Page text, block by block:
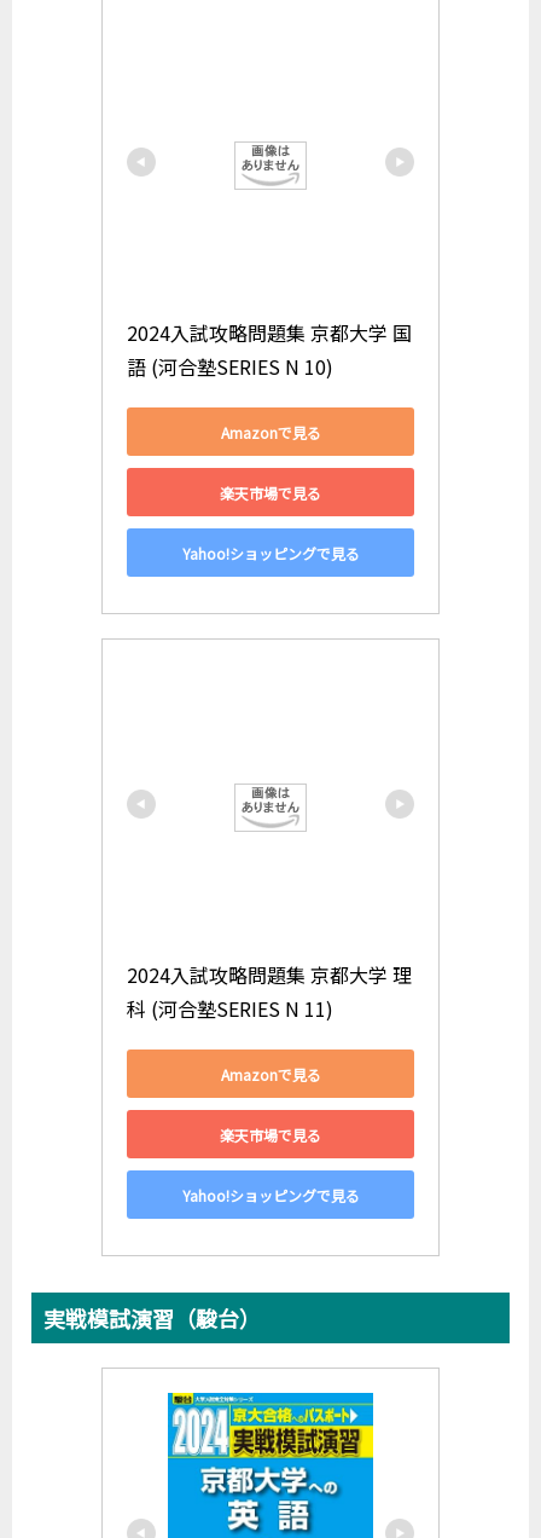
2024入試攻略問題集 京都大学 国
語 (河合塾SERIES N 10)
Amazonで見る
楽天市場で見る
Yahoo!ショッピングで見る
2024入試攻略問題集 京都大学 理
科 (河合塾SERIES N 11)
Amazonで見る
楽天市場で見る
Yahoo!ショッピングで見る
実戦模試演習（駿台）